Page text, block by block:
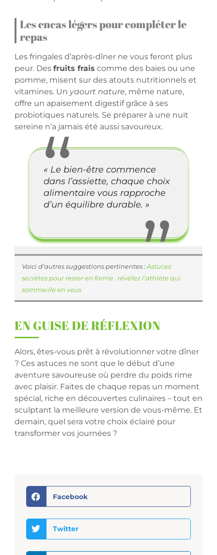
Les encas légers pour compléter le
repas
Les fringales d’après-dîner ne vous feront plus
peur. Des fruits frais comme des baies ou une
pomme, misent sur des atouts nutritionnels et
vitamines. Un yaourt nature, même nature,
offre un apaisement digestif grâce à ses
probiotiques naturels. Se préparer à une nuit
sereine n’a jamais été aussi savoureux.
« Le bien-être commence
dans l’assiette, chaque choix
alimentaire vous rapproche
d’un équilibre durable. »
Voici d’autres suggestions pertinentes :Astuces
secrètes pour rester en forme : révélez l’athlète qui
sommeille en vous
EN GUISE DE RÉFLEXION
Alors, êtes-vous prêt à révolutionner votre dîner
? Ces astuces ne sont que le début d’une
aventure savoureuse où perdre du poids rime
avec plaisir. Faites de chaque repas un moment
spécial, riche en découvertes culinaires – tout en
sculptant la meilleure version de vous-même. Et
demain, quel sera votre choix éclairé pour
transformer vos journées ?
Facebook
Twitter